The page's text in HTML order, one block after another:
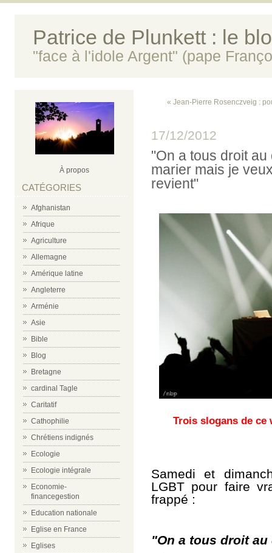
Patrice de Plunkett : le
"face à l'idole Argent" (pape
À propos
CATÉGORIES
Afghanistan
Afrique
Agriculture
Allemagne
Amérique latine
Angleterre
Arménie
Asie
Bible
Blog
Bretagne
cardinal Tagle
Caritatif
Cathophilie
Chrétiens indignés
Ecologie
Ecologie intégrale
Economie-
financegestion
Education nationale
Eglise en France
Eglises
« Jean-Pierre Rosenczveig :
17/12/2012
"On a tous droit
marier mais je
revient"
Trois slogans de ce
Samedi et
LGBT pour faire
frappé :
"On a tous droit